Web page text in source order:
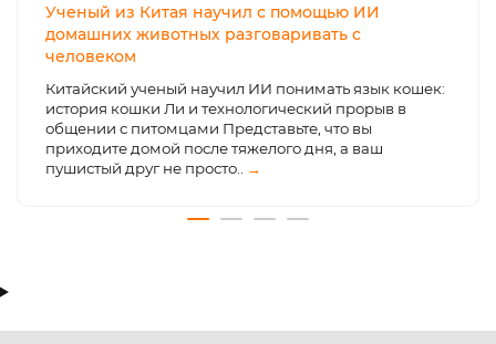
Ученый из Китая научил с помощью ИИ
домашних животных разговаривать с
человеком
Китайский ученый научил ИИ понимать язык кошек:
история кошки Ли и технологический прорыв в
общении с питомцами Представьте, что вы
приходите домой после тяжелого дня, а ваш
пушистый друг не просто..
→